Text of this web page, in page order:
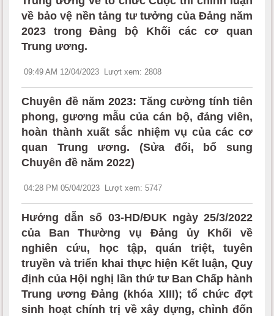
về bảo vệ nền tảng tư tưởng của Đảng năm
2023 trong Đảng bộ Khối các cơ quan
Trung ương.
09:49 AM 12/04/2023 Lượt xem: 2808
Chuyên đề năm 2023: Tăng cường tính tiên
phong, gương mẫu của cán bộ, đảng viên,
hoàn thành xuất sắc nhiệm vụ của các cơ
quan Trung ương. (Sửa đổi, bổ sung
Chuyên đề năm 2022)
04:28 PM 05/04/2023 Lượt xem: 5747
Hướng dẫn số 03-HD/ĐUK ngày 25/3/2022
của Ban Thường vụ Đảng ủy Khối về
nghiên cứu, học tập, quán triệt, tuyên
truyền và triển khai thực hiện Kết luận, Quy
định của Hội nghị lần thứ tư Ban Chấp hành
Trung ương Đảng (khóa XIII); tổ chức đợt
sinh hoạt chính trị về xây dựng, chỉnh đốn